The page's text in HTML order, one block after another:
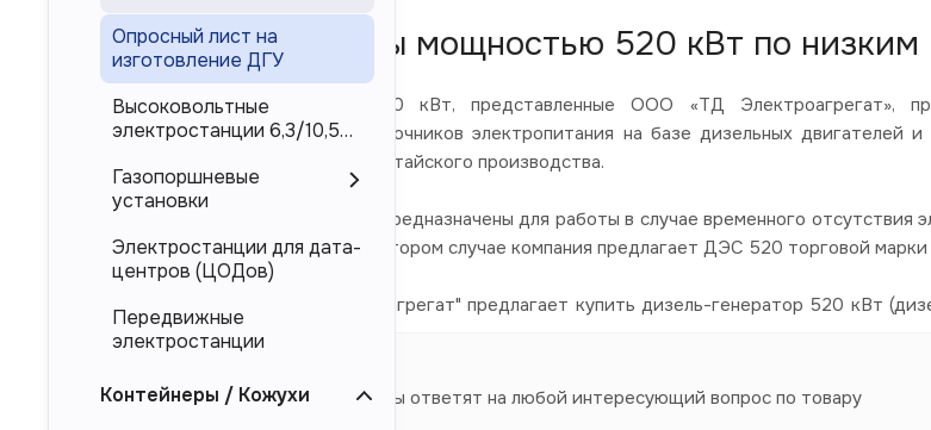
Дизель-генераторы мощностью 520 кВт по
Дизельные электростанции 520 кВт, представленные ООО «ТД Электроагрегат»,
электроснабжения в качестве источников электропитания на базе дизельных
Doosan, Deutz, Mitsubishi, так и и китайского производства.
Представленные в каталоге ДЭС предназначены для работы в случае временного
магистральных электросетей. Во втором случае компания предлагает ДЭС 520 торговой
Компания "Торговый Дом Электроагрегат" предлагает купить дизель-генератор 520 кВт
производителя.
Наши специалисты ответят на любой интересующий вопрос по товару
Опросный лист на
изготовление ДГУ
Высоковольтные
электростанции 6,3/10,5
Газопоршневые
установки
Электростанции для дата-
центров (ЦОДов)
Передвижные
электростанции
Контейнеры / Кожухи